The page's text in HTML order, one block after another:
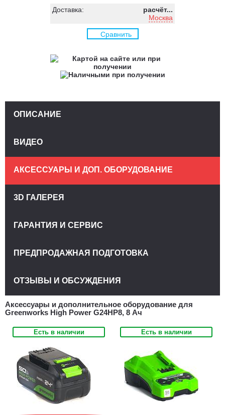
Доставка:
расчёт...
Москва
Сравнить
Аксессуары и дополнительное оборудование для
Greenworks High Power G24HP8, 8 Ач
Есть в наличии Есть в наличии
ОПИСАНИЕ
ВИДЕО
АКСЕССУАРЫ И ДОП. ОБОРУДОВАНИЕ
3D ГАЛЕРЕЯ
ГАРАНТИЯ И СЕРВИС
ПРЕДПРОДАЖНАЯ ПОДГОТОВКА
ОТЗЫВЫ И ОБСУЖДЕНИЯ